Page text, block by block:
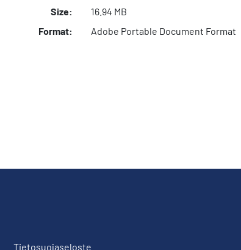
Size:
16.94 MB
Format:
Adobe Portable Document Format
Tietosuojaseloste